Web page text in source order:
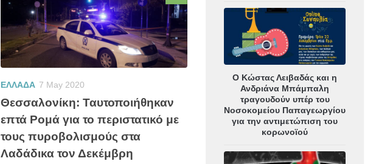
ΕΛΛΑΔΑ 7 May 2020
Θεσσαλονίκη: Ταυτοποιήθηκαν
επτά Ρομά για το περιστατικό με
τους πυροβολισμούς στα
Λαδάδικα τον Δεκέμβρη
Ο Κώστας Λειβαδάς και η
Ανδριάνα Μπάμπαλη
τραγουδούν υπέρ του
Νοσοκομείου Παπαγεωργίου
για την αντιμετώπιση του
κορωνοϊού